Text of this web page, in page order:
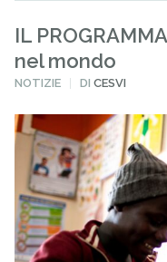
IL
nel mondo
PUBBLICATO
NOTIZIE DICESVI